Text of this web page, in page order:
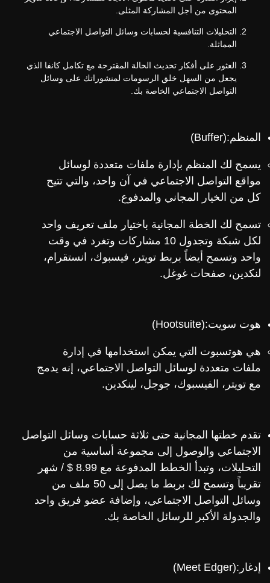
المحتوى من أجل المشاركة المثلى.
التحليلات التنافسية لحسابات وسائل التواصل الاجتماعي
المماثلة.
العثور على أفكار تحديث الحالة المقترحة مع تكامل كانفا الذي
يجعل من السهل خلق الرسومات لمنشوراتك على وسائل
التواصل الاجتماعي الخاصة بك.
المنظم:(Buffer)
يسمح لك المنظم بإدارة ملفات متعددة لوسائل
مواقع التواصل الاجتماعي في آن واحد، والتي تتيح
كل من الخيار المجاني والمدفوع.
تسمح لك الخطة المجانية باختيار ملف تعريف واحد
لكل شبكة وتجدول 10 مشاركات وتغرد في وقت
واحد وتسمح أيضاً بربط تويتر، فيسبوك، انستقرام،
لنكدين، صفحات غوغل.
هوت سويت:(Hootsuite)
هي هوتسبوت التي يمكن استخدامها في إدارة
ملفات متعددة لوسائل التواصل الاجتماعي، إنه يدمج
مع تويتر، الفيسبوك، جوجل، لينكدين.
تقدم خطتها المجانية حتى ثلاثة حسابات وسائل التواصل
الاجتماعي والوصول إلى مجموعة أساسية من
التحليلات، وتبدأ الخطط المدفوعة مع 8.99 $ / شهر
تقريباً وتسمح لك بربط ما يصل إلى 50 ملف من
وسائل التواصل الاجتماعي، وإضافة عضو فريق واحد
والجدولة الأكبر للرسائل الخاصة بك.
إدغار:(Meet Edger)